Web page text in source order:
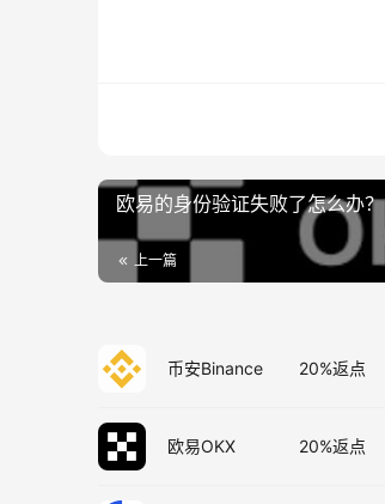
欧易的身份验证失败了怎么办？
上一篇
币安Binance 20%返点
欧易OKX 20%返点